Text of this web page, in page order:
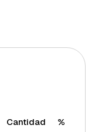
Cantidad
%